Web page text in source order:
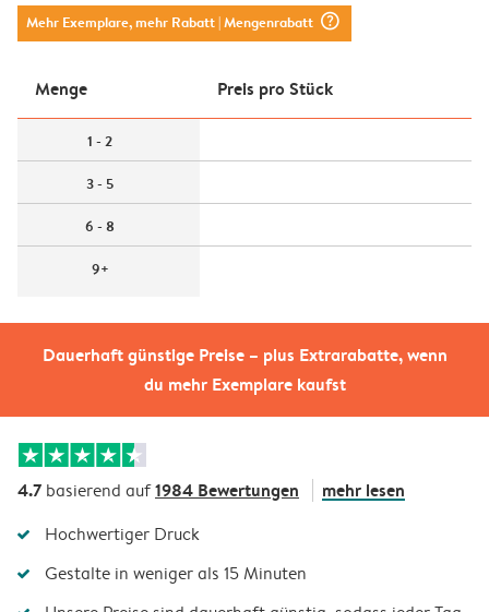
Dauerhaft günstige Preise – plus Extrarabatte, wenn
du mehr Exemplare kaufst
Mehr Exemplare, mehr Rabatt| Mengenrabatt question_mark_circle
Menge Preis pro Stück
1 - 2
3 - 5
6 - 8
9+
4.7 basierend auf1984 Bewertungen mehr lesen
Hochwertiger Druck
Gestalte in weniger als 15 Minuten